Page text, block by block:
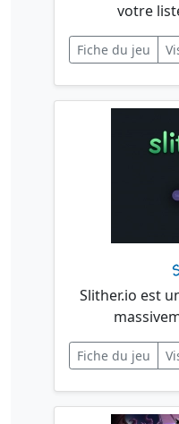
votre
Fiche du jeu
Slither.io est
Fiche du jeu